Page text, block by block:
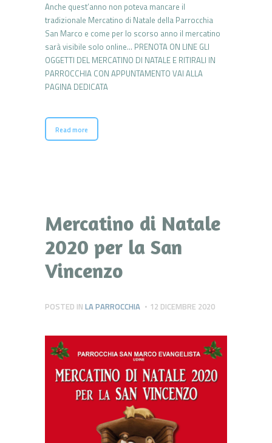
Anche quest’anno non poteva mancare il
tradizionale Mercatino di Natale della Parrocchia
San Marco e come per lo scorso anno il mercatino
sarà visibile solo online… PRENOTA ON LINE GLI
OGGETTI DEL MERCATINO DI NATALE E RITIRALI IN
PARROCCHIA CON APPUNTAMENTO VAI ALLA
PAGINA DEDICATA
Read more
Mercatino di Natale
2020 per la San
Vincenzo
POSTED IN LA PARROCCHIA 12 DICEMBRE 2020